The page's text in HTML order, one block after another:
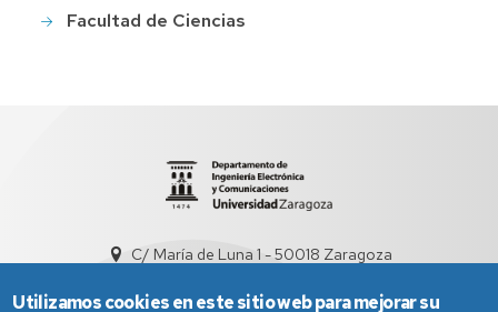
Facultad de Ciencias
C/ María de Luna 1 - 50018 Zaragoza
Utilizamos cookies en este sitio web para mejorar su